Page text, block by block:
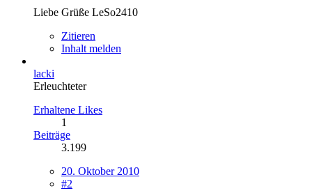
Liebe Grüße LeSo2410
Zitieren
Inhalt melden
lacki
Erleuchteter
Erhaltene Likes
1
Beiträge
3.199
20. Oktober 2010
#2